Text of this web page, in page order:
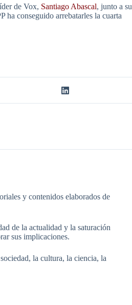
de Vox, Santiago Abascal, junto a su
ha conseguido arrebatarles la cuarta
y contenidos elaborados de
de la actualidad y la saturación
sus implicaciones.
la cultura, la ciencia, la